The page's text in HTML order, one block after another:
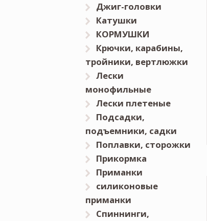
Джиг-головки
Катушки
КОРМУШКИ
Крючки, карабины,
тройники, вертлюжки
Лески
монофильные
Лески плетеные
Подсадки,
подъемники, садки
Поплавки, сторожки
Прикормка
Приманки
силиконовые
приманки
Спиннинги,